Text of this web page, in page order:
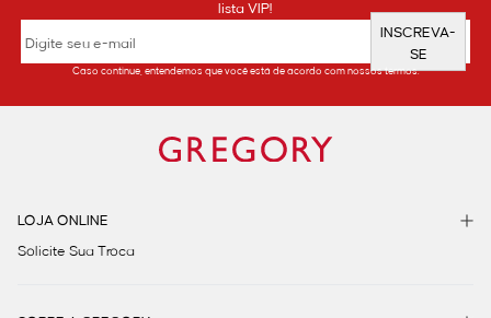
lista VIP!
INSCREVA-
SE
Caso continue, entendemos que você está de acordo com nossos termos.
LOJA ONLINE
Solicite Sua Troca